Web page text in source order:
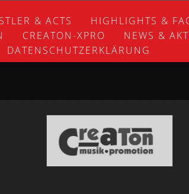
& ACTS
HIGHLIGHTS &
CREATON-XPRO
NEWS &
DATENSCHUTZERKLÄRUNG